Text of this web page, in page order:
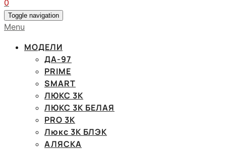
0
Toggle navigation
Menu
МОДЕЛИ
ДА-97
PRIME
SMART
ЛЮКС 3К
ЛЮКС 3К БЕЛАЯ
PRO 3K
Люкс 3К БЛЭК
АЛЯСКА